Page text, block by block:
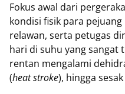
Fokus awal dari
kondisi fisik para
relawan, serta petugas
hari di suhu yang sangat
rentan mengalami
(heat stroke), hingga